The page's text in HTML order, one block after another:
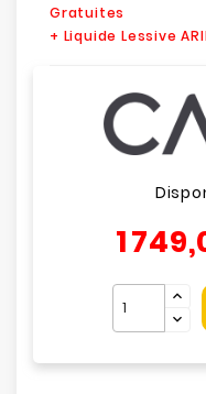
Gratuites
+ Liquide Lessive
1